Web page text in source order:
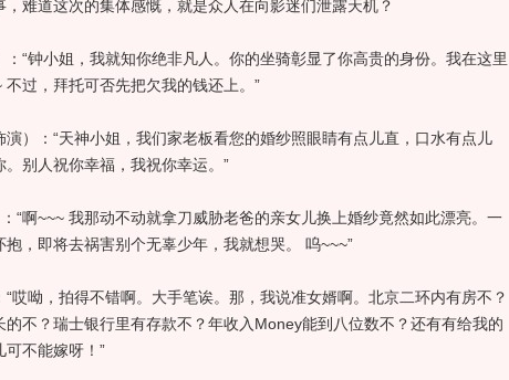
难道这次的集体感慨，就是众人在向影迷们泄露天机？
钟小姐，我就知你绝非凡人。你的坐骑彰显了你高贵的身份。我在这里
过，拜托可否先把欠我的钱还上。”
：“天神小姐，我们家老板看您的婚纱照眼睛有点儿直，口水有点儿
别人祝你幸福，我祝你幸运。”
啊~~~ 我那动不动就拿刀威胁老爸的亲女儿换上婚纱竟然如此漂亮。一
，即将去祸害别个无辜少年，我就想哭。 呜~~~”
呦，拍得不错啊。大手笔诶。那，我说准女婿啊。北京二环内有房不？
不？瑞士银行里有存款不？年收入Money能到八位数不？还有有给我的
不能嫁呀！”